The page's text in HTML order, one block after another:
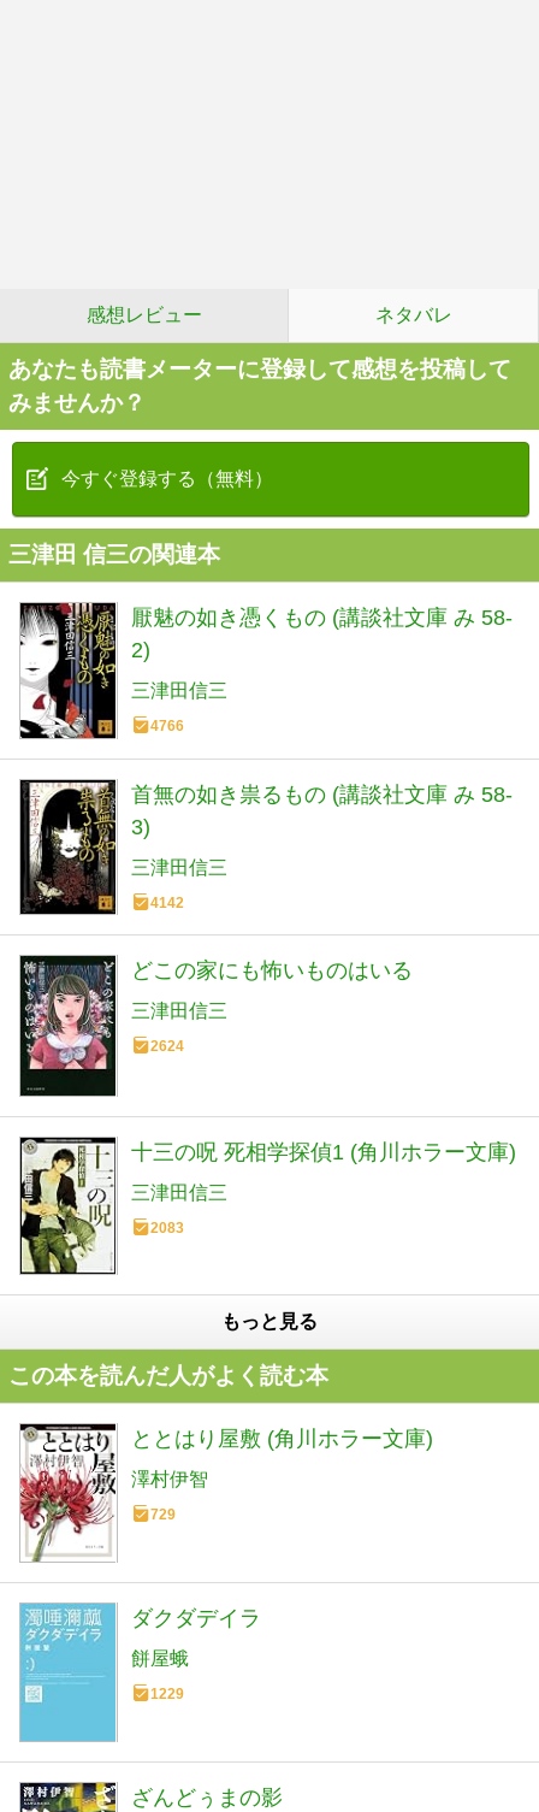
感想レビュー ネタバレ
あなたも読書メーターに登録して感想を投稿して
みませんか？
今すぐ登録する（無料）
三津田 信三の関連本
厭魅の如き憑くもの (講談社文庫 み 58-
2)
三津田信三
4766
首無の如き祟るもの (講談社文庫 み 58-
3)
三津田信三
4142
どこの家にも怖いものはいる
三津田信三
2624
十三の呪 死相学探偵1 (角川ホラー文庫)
三津田信三
2083
もっと見る
この本を読んだ人がよく読む本
ととはり屋敷 (角川ホラー文庫)
澤村伊智
729
ダクダデイラ
餅屋蛾
1229
ざんどぅまの影